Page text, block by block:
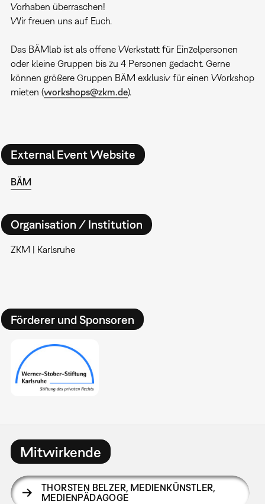
Vorhaben überraschen!
Wir freuen uns auf Euch.
Das BÄMlab ist als offene Werkstatt für Einzelpersonen
oder kleine Gruppen bis zu 4 Personen gedacht. Gerne
können größere Gruppen BÄM exklusiv für einen Workshop
mieten (workshops@zkm.de).
External Event Website
BÄM
Organisation / Institution
ZKM | Karlsruhe
Förderer und Sponsoren
Mitwirkende
THORSTEN BELZER, MEDIENKÜNSTLER,
MEDIENPÄDAGOGE